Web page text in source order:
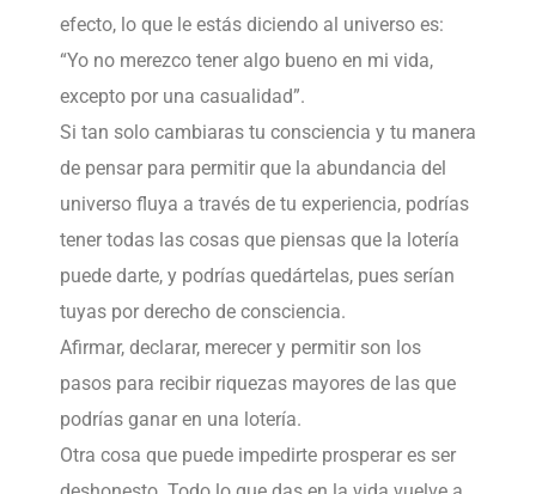
efecto, lo que le estás diciendo al universo es:
“Yo no merezco tener algo bueno en mi vida,
excepto por una casualidad”.
Si tan solo cambiaras tu consciencia y tu manera
de pensar para permitir que la abundancia del
universo fluya a través de tu experiencia, podrías
tener todas las cosas que piensas que la lotería
puede darte, y podrías quedártelas, pues serían
tuyas por derecho de consciencia.
Afirmar, declarar, merecer y permitir son los
pasos para recibir riquezas mayores de las que
podrías ganar en una lotería.
Otra cosa que puede impedirte prosperar es ser